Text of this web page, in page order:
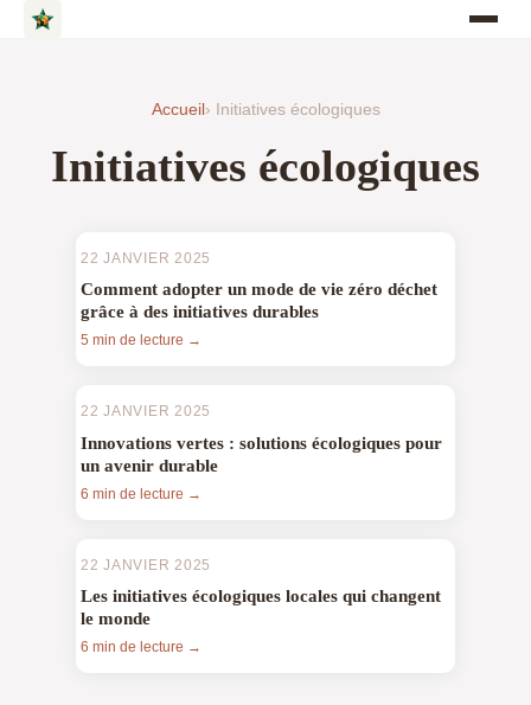
Accueil › Initiatives écologiques
Initiatives écologiques
22 JANVIER 2025
Comment adopter un mode de vie zéro déchet
grâce à des initiatives durables
5 min de lecture →
22 JANVIER 2025
Innovations vertes : solutions écologiques pour
un avenir durable
6 min de lecture →
22 JANVIER 2025
Les initiatives écologiques locales qui changent
le monde
6 min de lecture →